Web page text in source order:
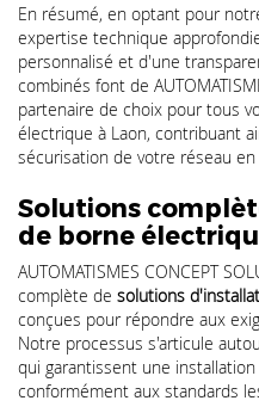
En résumé, en optant pour
expertise technique
personnalisé et d'une
combinés font de
partenaire de choix pour tous
électrique à Laon, contribuant
sécurisation de votre réseau
Solutions
de borne
AUTOMATISMES CONCEPT
complète de solutions
conçues pour répondre aux
Notre processus s'articule
qui garantissent une
conformément aux standards